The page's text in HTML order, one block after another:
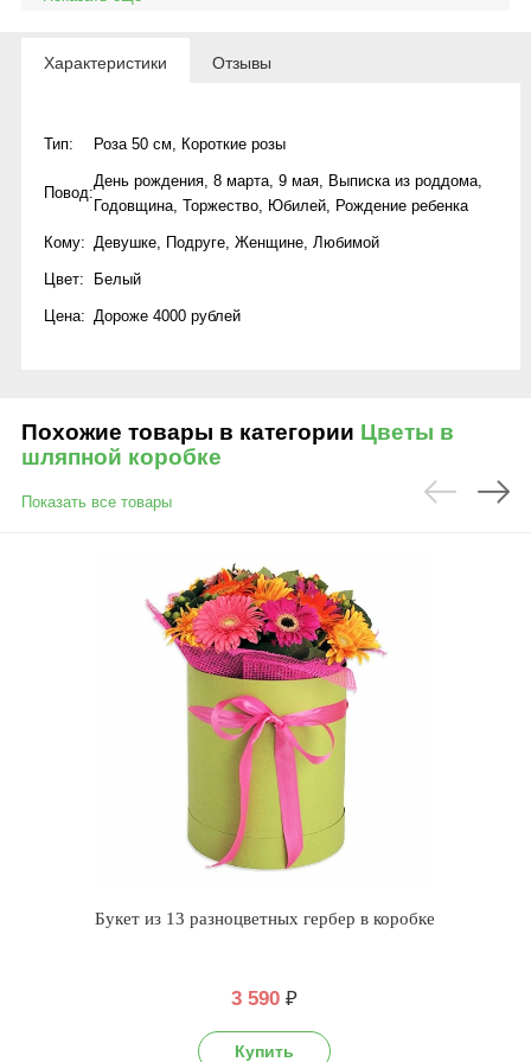
Характеристики Отзывы
Тип: Роза 50 см Короткие розы
Повод:
День рождения 8 марта 9 мая Выписка из роддома
Годовщина Торжество Юбилей Рождение ребенка
Кому: Девушке Подруге Женщине Любимой
Цвет: Белый
Цена: Дороже 4000 рублей
Похожие товары в категории Цветы в
шляпной коробке
Показать все товары
Букет из 13 разноцветных гербер в коробке
3 590 ₽